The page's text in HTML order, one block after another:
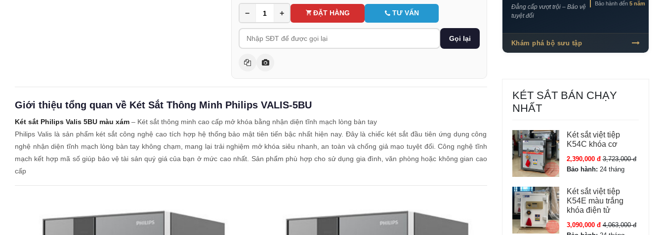
− + ĐẶT HÀNG TƯ VẤN
Gọi lại
Đẳng cấp vượt trội – Bảo vệ
tuyệt đối
Bảo hành đến 5 năm
Khám phá bộ sưu tập
Giới thiệu tổng quan về Két Sắt Thông Minh Philips VALIS-5BU
Két sắt Philips Valis 5BU màu xám – Két sắt thông minh cao cấp mở khóa bằng nhận diện tĩnh mạch lòng bàn tay
Philips Valis là sản phẩm két sắt công nghệ cao tích hợp hệ thống bảo mật tiên tiến bậc nhất hiện nay. Đây là chiếc két sắt đầu tiên ứng dụng công
nghệ nhận diện tĩnh mạch lòng bàn tay không chạm, mang lại trải nghiệm mở khóa siêu nhanh, an toàn và chống giả mạo tuyệt đối. Công nghệ tĩnh
mạch kết hợp mã số giúp bảo vệ tài sản quý giá của bạn ở mức cao nhất. Sản phẩm phù hợp cho sử dụng gia đình, văn phòng hoặc không gian cao
cấp
KÉT SẮT BÁN CHẠY
NHẤT
Két sắt việt tiệp
K54C khóa cơ
2,390,000 đ 3,723,000 đ
Bảo hành: 24 tháng
Két sắt việt tiệp
K54E màu trắng
khóa điện tử
3,090,000 đ 4,063,000 đ